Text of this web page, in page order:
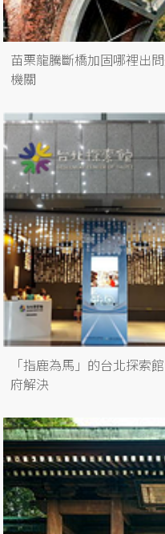
苗栗龍騰斷橋加固哪裡出
機關
「指鹿為馬」的台北探索
府解決